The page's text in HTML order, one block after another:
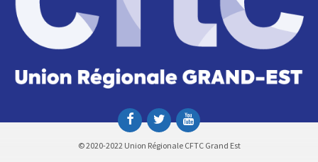
© 2020-2022 Union Régionale CFTC Grand Est